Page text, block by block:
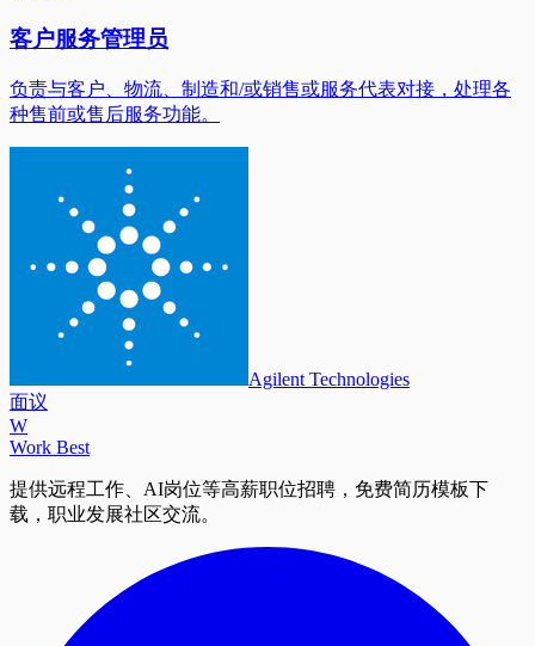
客户服务管理员
负责与客户、物流、制造和/或销售或服务代表对接，处理各
种售前或售后服务功能。
Agilent Technologies
面议
W
Work Best
提供远程工作、AI岗位等高薪职位招聘，免费简历模板下
载，职业发展社区交流。